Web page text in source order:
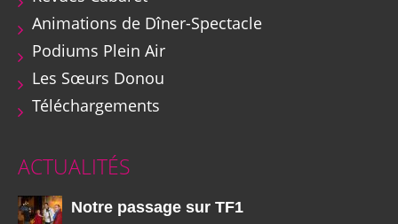
Animations de Dîner-Spectacle
Podiums Plein Air
Les Sœurs Donou
Téléchargements
ACTUALITÉS
Notre passage sur TF1